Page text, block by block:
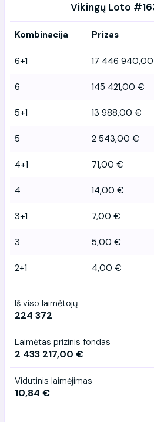
Vikingų Loto
Kombinacija Prizas
6+1 17 446
6 145 421,00 €
5+1 13 988,00 €
5 2 543,00 €
4+1 71,00 €
4 14,00 €
3+1 7,00 €
3 5,00 €
2+1 4,00 €
Iš viso laimėtojų
224 372
Laimėtas prizinis fondas
2 433 217,00 €
Vidutinis laimėjimas
10,84 €